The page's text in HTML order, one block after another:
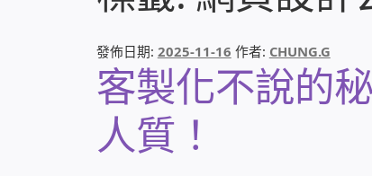
發佈日期: 2025-11-16 作者: CHUNG.G
客製化不說的
人質！